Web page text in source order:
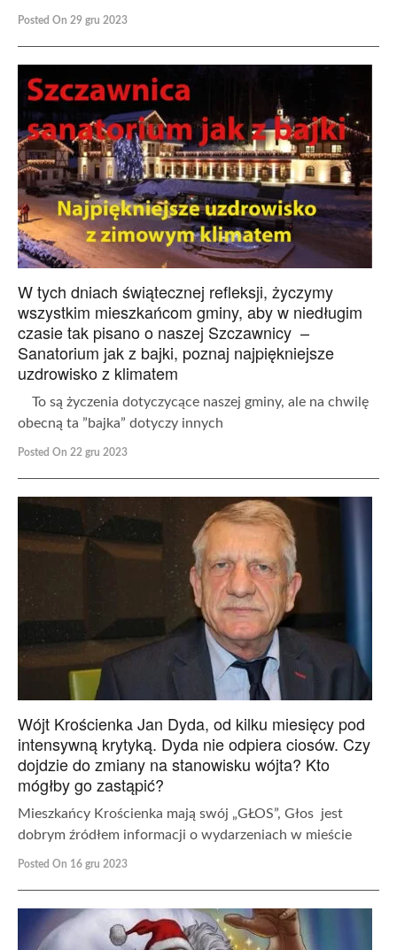
Posted On 29 gru 2023
W tych dniach świątecznej refleksji, życzymy
wszystkim mieszkańcom gminy, aby w niedługim
czasie tak pisano o naszej Szczawnicy –
Sanatorium jak z bajki, poznaj najpiękniejsze
uzdrowisko z klimatem
To są życzenia dotyczycące naszej gminy, ale na chwilę
obecną ta ”bajka” dotyczy innych
Posted On 22 gru 2023
Wójt Krościenka Jan Dyda, od kilku miesięcy pod
intensywną krytyką. Dyda nie odpiera ciosów. Czy
dojdzie do zmiany na stanowisku wójta? Kto
mógłby go zastąpić?
Mieszkańcy Krościenka mają swój „GŁOS”, Głos jest
dobrym źródłem informacji o wydarzeniach w mieście
Posted On 16 gru 2023